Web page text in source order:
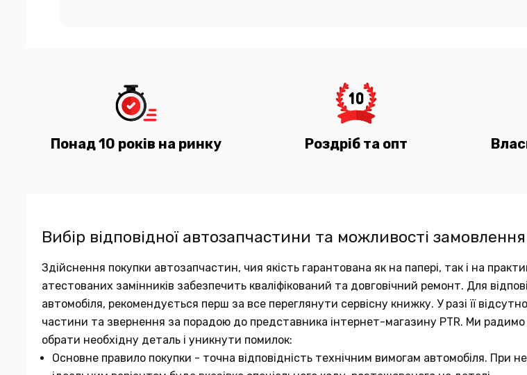
Понад 10 років на ринку Роздріб та опт
Вибір відповідної автозапчастини та можливості
Здійснення покупки автозапчастин, чия якість гарантована як на папері, так і на
атестованих замінників забезпечить кваліфікований та довговічний ремонт. Для
автомобіля, рекомендується перш за все переглянути сервісну книжку. У разі її
частини та звернення за порадою до представника інтернет-магазину PTR. Ми
обрати необхідну деталь і уникнути помилок:
Основне правило покупки - точна відповідність технічним вимогам автомобіля. При